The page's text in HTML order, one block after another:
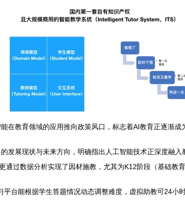
在教育领域的应用推向政策风口，标志着AI教育正逐渐成
发展现状与未来方向，明确指出人工智能技术正深度融
过数据分析实现了因材施教，尤其为K12阶段（基础教
台能根据学生答题情况动态调整难度，虚拟助教可24